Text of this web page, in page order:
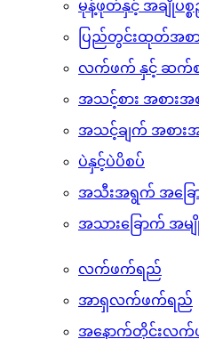
အဆင်သင့်ရောစပ်ပြီ
အချိုရည်နှင့်ထပ်တိုး
မုန့်ဖုတ်နှင့် အချိုပစ္စ
ပြည်တွင်းထုတ်အစား
လက်ဖက် နှင့် ဆက်စပ်ပ
အသင့်စား အစားအစာ
အသင့်ချက် အစားအ
ပဲနှင့်ပဲပိစပ်
အသားခြောက် အမျိုး
လက်ဖက်ရည်